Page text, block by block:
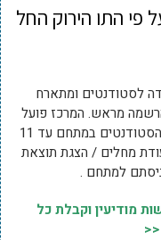
פי התו הירוק החל
לסטודנטים ומתארח
מנחם בגין מול בנין 76) בהרשמה מראש. המרכז פועל
על פי התו הירוק שמשמעותו הגבלת מספר הסטודנטים במתחם עד 11
מחלים / הצגת תוצאת
מודיעין וקבלת כל